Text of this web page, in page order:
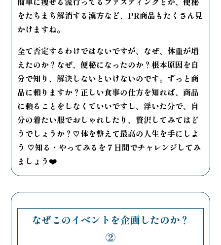
をたちまち解消する漢方など、PR商品もたくさん見
かけますね。
全て否定するわけではないですが、なぜ、体重が増
えたのか？なぜ、便秘になったのか？根本原因を自
分で知り、解決しないといけないのです。ずっと商
品に頼りますか？正しい食事の仕方を知れば、商品
に頼ることをしなくていいですし、浮いた分で、自
分の着たい服でおしゃれしたり、贅沢してみてはど
うでしょうか？♡体を整えて最高の人生を手にしよ
う ♡知る・やってみるを７日間でチャレンジしてみ
ましょう❤️
なぜこのイベントを企画したのか？
②